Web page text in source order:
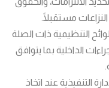
مستقبلًا.
التنظيمية ذات الصلة
الداخلية بما يتوافق
التنفيذية عند اتخاذ